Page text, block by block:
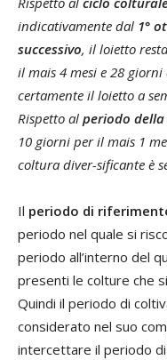
indicativamente dal 1°
successivo, il loietto
il mais 4 mesi e 28
certamente il loietto a
Rispetto al periodo
10 giorni per il mais 1
coltura diver-sificante è
Il periodo di
periodo nel quale si
periodo all’interno del
presenti le colture che
Quindi il periodo di
considerato nel suo
intercettare il periodo